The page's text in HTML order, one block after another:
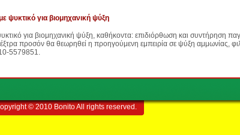
ψυκτικό για βιομηχανική ψύξη
για βιομηχανική ψύξη, καθήκοντα: επιδιόρθωση και συντήρηση
προσόν θα θεωρηθεί η προηγούμενη εμπειρία σε ψύξη αμμωνίας,
5579851.
© 2010 Bonito All rights reserved.